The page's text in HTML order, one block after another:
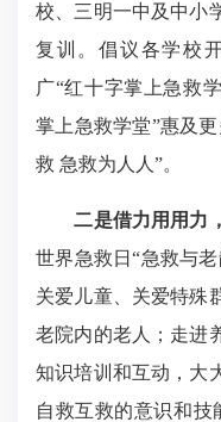
校、三明一中及中小
复训。倡议各学校
广“红十字掌上急救
掌上急救学堂”惠及
救 急救为人人”。
二是借力用用力
世界急救日“急救与
关爱儿童、关爱特殊
老院内的老人；走进
知识培训和互动，大
自救互救的意识和技